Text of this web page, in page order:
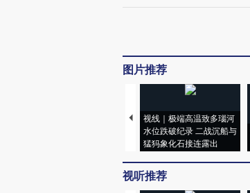
图片推荐
视线｜极端高温致多瑙河
水位跌破纪录 二战沉船与
猛犸象化石接连露出
视听推荐